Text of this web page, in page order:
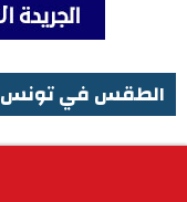
الطقس في تونس